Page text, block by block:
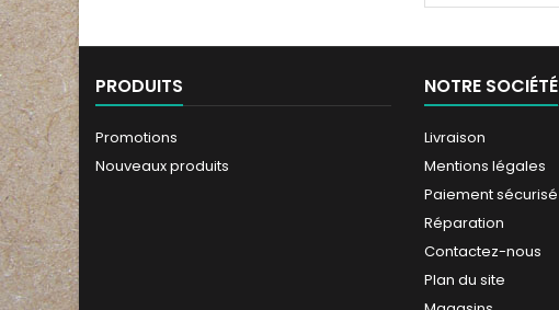
PRODUITS
Promotions
Nouveaux produits
NOTRE SOCIÉTÉ
Livraison
Mentions légales
Paiement sécurisé
Réparation
Contactez-nous
Plan du site